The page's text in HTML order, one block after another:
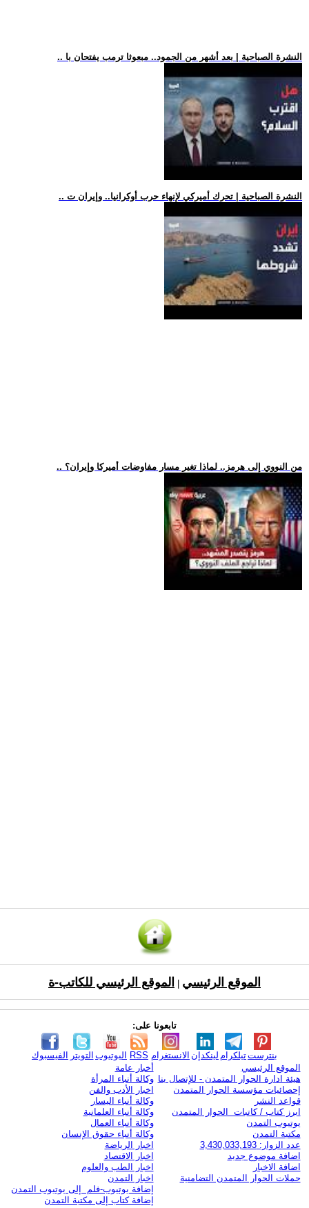
.. النشرة الصباحية | بعد أشهر من الجمود.. مبعوثا ترمب يفتحان با
.. النشرة الصباحية | تحرك أميركي لإنهاء حرب أوكرانيا.. وإيران ت
.. من النووي إلى هرمز.. لماذا تغير مسار مفاوضات أميركا وإيران؟
الموقع الرئيسي الموقع الرئيسي للكاتب-ة
تابعونا على:
الفيسبوك التويتر اليوتيوب RSS الانستغرام لينكدإن تيلكرامبنترست
الموقع الرئيسي
هيئة ادارة الحوار المتمدن - للإتصال بنا
إحصائيات مؤسسة الحوار المتمدن
قواعد النشر
ابرز كتاب / كاتبات الحوار المتمدن
يوتيوب التمدن
مكتبة التمدن
عدد الزوار: 3,430,033,193
اضافة موضوع جديد
اضافة الاخبار
حملات الحوار المتمدن التضامنية
أخبار عامة
وكالة أنباء المرأة
اخبار الأدب والفن
وكالة أنباء اليسار
وكالة أنباء العلمانية
وكالة أنباء العمال
وكالة أنباء حقوق الإنسان
اخبار الرياضة
اخبار الاقتصاد
اخبار الطب والعلوم
اخبار التمدن
إضافة يوتيوب-فلم إلى يوتيوب التمدن
إضافة كتاب إلى مكتبة التمدن